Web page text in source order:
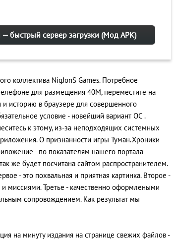
быстрый сервер загрузки (Мод APK)
коллектива NigJonS Games. Потребное
для размещения 40M, переместите на
историю в браузере для совершенного
условие - новейший вариант ОС .
к этому, из-за неподходящих системных
О признанности игры Туман.Хроники
- по показателям нашего портала
же будет посчитана сайтом распространителем.
- это похвальная и приятная картинка. Второе -
миссиями. Третье - качественно оформлеными
сопровождением. Как результат мы
на минуту издания на странице свежих файлов -